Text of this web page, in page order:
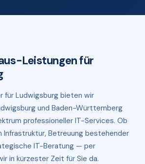
Leistungen für
für Ludwigsburg bieten wir
und Baden-Württemberg
professioneller IT-Services. Ob
Infrastruktur, Betreuung bestehender
IT-Beratung — per
in kürzester Zeit für Sie da.